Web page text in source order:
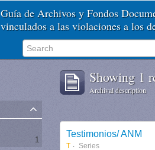
Guía de Archivos y Fondos
vinculados a las violaciones a los
1
Showing 1
Archival description
Testimonios/ ANM
T Series